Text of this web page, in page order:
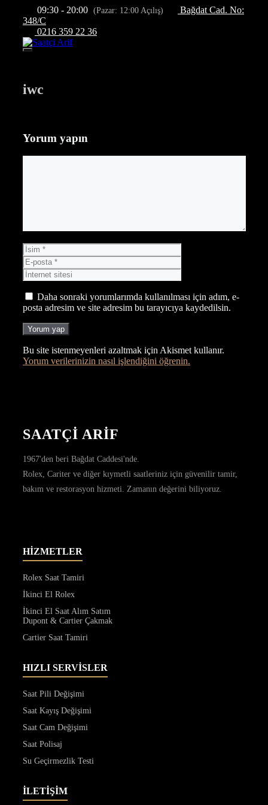
09:30 - 20:00 (Pazar: 12:00 Açılış)
Bağdat Cad. No:
348/C
0216 359 22 36
Menü
iwc
Yorum yapın
İsim
posta
sitesi
Daha sonraki yorumlarımda kullanılması için adım, e-
posta adresim ve site adresim bu tarayıcıya kaydedilsin.
Bu site istenmeyenleri azaltmak için Akismet kullanır.
Yorum verilerinizin nasıl işlendiğini öğrenin.
SAATÇİ ARİF
1967'den beri Bağdat Caddesi'nde.
Rolex, Cariter ve diğer kıymetli saatleriniz için güvenilir tamir,
bakım ve restorasyon hizmeti. Zamanın değerini biliyoruz.
HİZMETLER
Rolex Saat Tamiri
İkinci El Rolex
İkinci El Saat Alım Satım
Dupont & Cartier Çakmak
Cartier Saat Tamiri
HIZLI SERVİSLER
Saat Pili Değişimi
Saat Kayış Değişimi
Saat Cam Değişimi
Saat Polisaj
Su Geçirmezlik Testi
İLETİŞİM